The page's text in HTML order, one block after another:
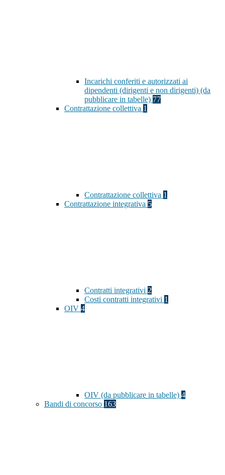
Incarichi conferiti e autorizzati ai
dipendenti (dirigenti e non dirigenti) (da
pubblicare in tabelle) 77
Contrattazione collettiva 1
Contrattazione collettiva 1
Contrattazione integrativa 5
Contratti integrativi 2
Costi contratti integrativi 1
OIV 4
OIV (da pubblicare in tabelle) 4
Bandi di concorso 163